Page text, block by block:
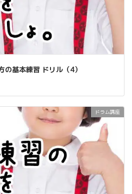
の基本練習 ドリル（4）
ドラム講座